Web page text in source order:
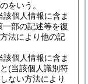
をいう。
個人情報に含ま
一部の記述等を復
法により他の記
個人情報に含ま
(当該個人識別符
ない方法により